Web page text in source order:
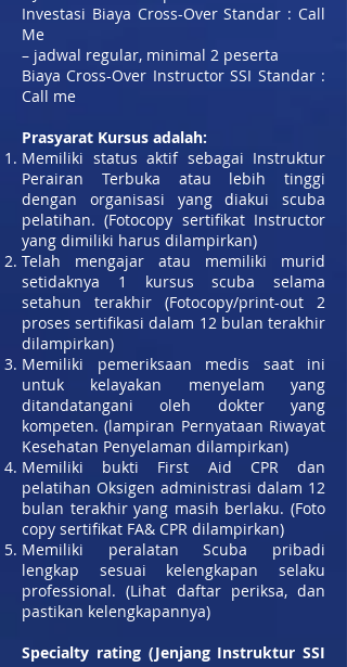
Investasi Biaya Cross-Over Standar : Call
Me
– jadwal regular, minimal 2 peserta
Biaya Cross-Over Instructor SSI Standar :
Call me
Prasyarat Kursus adalah:
Memiliki status aktif sebagai Instruktur
Perairan Terbuka atau lebih tinggi
dengan organisasi yang diakui scuba
pelatihan. (Fotocopy sertifikat Instructor
yang dimiliki harus dilampirkan)
Telah mengajar atau memiliki murid
setidaknya 1 kursus scuba selama
setahun terakhir (Fotocopy/print-out 2
proses sertifikasi dalam 12 bulan terakhir
dilampirkan)
Memiliki pemeriksaan medis saat ini
untuk kelayakan menyelam yang
ditandatangani oleh dokter yang
kompeten. (lampiran Pernyataan Riwayat
Kesehatan Penyelaman dilampirkan)
Memiliki bukti First Aid CPR dan
pelatihan Oksigen administrasi dalam 12
bulan terakhir yang masih berlaku. (Foto
copy sertifikat FA& CPR dilampirkan)
Memiliki peralatan Scuba pribadi
lengkap sesuai kelengkapan selaku
professional. (Lihat daftar periksa, dan
pastikan kelengkapannya)
Specialty rating (Jenjang Instruktur SSI